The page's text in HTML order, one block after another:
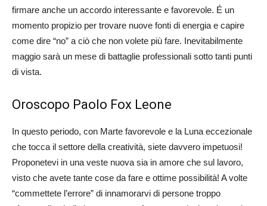
firmare anche un accordo interessante e favorevole. É un
momento propizio per trovare nuove fonti di energia e capire
come dire “no” a ciò che non volete più fare. Inevitabilmente
maggio sarà un mese di battaglie professionali sotto tanti punti
di vista.
Oroscopo Paolo Fox Leone
In questo periodo, con Marte favorevole e la Luna eccezionale
che tocca il settore della creatività, siete davvero impetuosi!
Proponetevi in una veste nuova sia in amore che sul lavoro,
visto che avete tante cose da fare e ottime possibilità! A volte
“commettete l’errore” di innamorarvi di persone troppo